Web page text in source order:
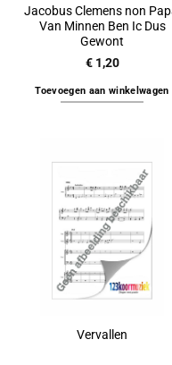
Jacobus Clemens non
Van Minnen Ben Ic Dus
Gewont
€1,20
Toevoegen aan winkelwagen
Vervallen